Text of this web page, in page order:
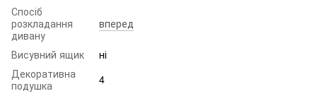
Спосіб
розкладання
дивану
вперед
Висувний ящик
ні
Декоративна
подушка
4